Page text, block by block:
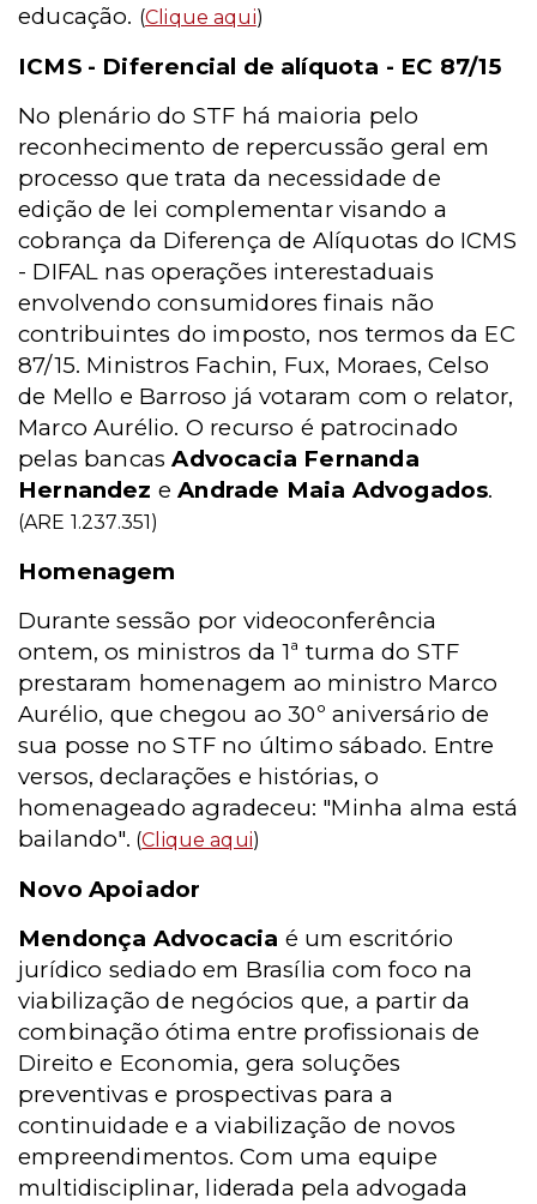
educação. (Clique aqui)
ICMS - Diferencial de alíquota - EC 87/15
No plenário do STF há maioria pelo
reconhecimento de repercussão geral em
processo que trata da necessidade de
edição de lei complementar visando a
cobrança da Diferença de Alíquotas do ICMS
- DIFAL nas operações interestaduais
envolvendo consumidores finais não
contribuintes do imposto, nos termos da EC
87/15. Ministros Fachin, Fux, Moraes, Celso
de Mello e Barroso já votaram com o relator,
Marco Aurélio. O recurso é patrocinado
pelas bancas Advocacia Fernanda
Hernandez e Andrade Maia Advogados.
(ARE 1.237.351)
Homenagem
Durante sessão por videoconferência
ontem, os ministros da 1ª turma do STF
prestaram homenagem ao ministro Marco
Aurélio, que chegou ao 30º aniversário de
sua posse no STF no último sábado. Entre
versos, declarações e histórias, o
homenageado agradeceu: "Minha alma está
bailando". (Clique aqui)
Novo Apoiador
Mendonça Advocacia é um escritório
jurídico sediado em Brasília com foco na
viabilização de negócios que, a partir da
combinação ótima entre profissionais de
Direito e Economia, gera soluções
preventivas e prospectivas para a
continuidade e a viabilização de novos
empreendimentos. Com uma equipe
multidisciplinar, liderada pela advogada